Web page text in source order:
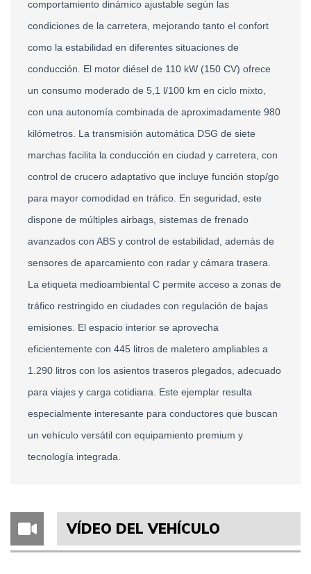
comportamiento dinámico ajustable según las
condiciones de la carretera, mejorando tanto el confort
como la estabilidad en diferentes situaciones de
conducción. El motor diésel de 110 kW (150 CV) ofrece
un consumo moderado de 5,1 l/100 km en ciclo mixto,
con una autonomía combinada de aproximadamente 980
kilómetros. La transmisión automática DSG de siete
marchas facilita la conducción en ciudad y carretera, con
control de crucero adaptativo que incluye función stop/go
para mayor comodidad en tráfico. En seguridad, este
dispone de múltiples airbags, sistemas de frenado
avanzados con ABS y control de estabilidad, además de
sensores de aparcamiento con radar y cámara trasera.
La etiqueta medioambiental C permite acceso a zonas de
tráfico restringido en ciudades con regulación de bajas
emisiones. El espacio interior se aprovecha
eficientemente con 445 litros de maletero ampliables a
1.290 litros con los asientos traseros plegados, adecuado
para viajes y carga cotidiana. Este ejemplar resulta
especialmente interesante para conductores que buscan
un vehículo versátil con equipamiento premium y
tecnología integrada.
VÍDEO DEL VEHÍCULO